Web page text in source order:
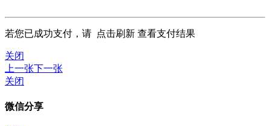
若您已成功支付，请 点击刷新 查看支付结果
关闭
上一张下一张
关闭
微信分享